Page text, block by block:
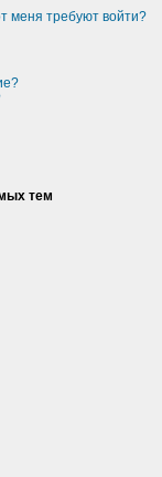
меня требуют войти?
тем